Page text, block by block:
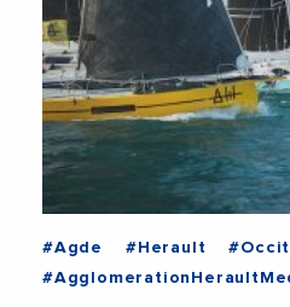
#Agde #Herault